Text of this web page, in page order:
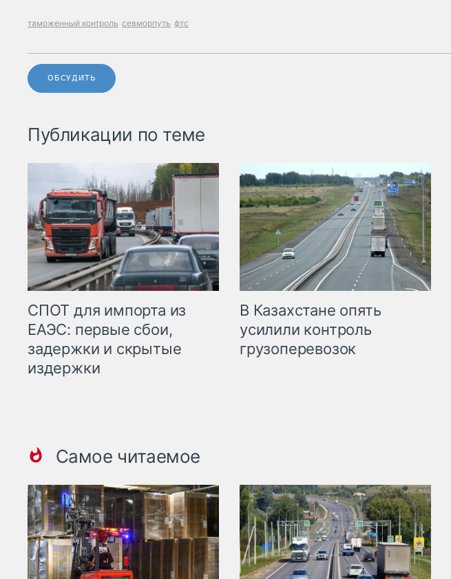
таможенный контроль севморпуть фтс
ОБСУДИТЬ
Публикации по теме
СПОТ для импорта из
ЕАЭС: первые сбои,
задержки и скрытые
издержки
В Казахстане опять
усилили контроль
грузоперевозок
Самое читаемое